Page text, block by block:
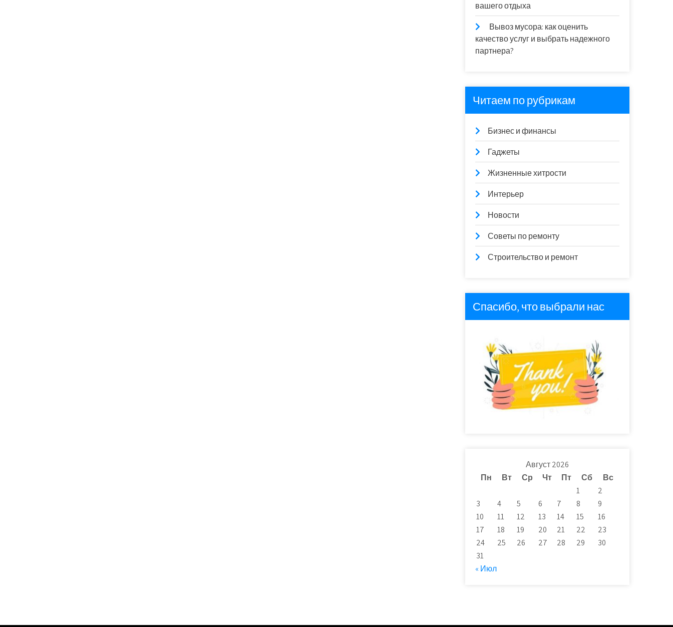
вашего отдыха
Вывоз мусора: как оценить
качество услуг и выбрать надежного
партнера?
Читаем по рубрикам
Бизнес и финансы
Гаджеты
Жизненные хитрости
Интерьер
Новости
Советы по ремонту
Строительство и ремонт
Спасибо, что выбрали нас
Август 2026
Пн
Вт Ср Чт Пт Сб
Вс
1
2
3
4 5 6 7 8
9
10
11 12 13 14 15
16
17
18 19 20 21 22
23
24
25 26 27 28 29
30
31
« Июл